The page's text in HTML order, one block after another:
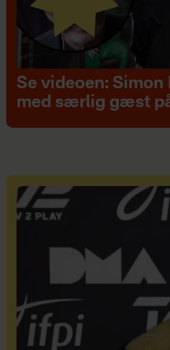
Se videoen:
med særlig gæst